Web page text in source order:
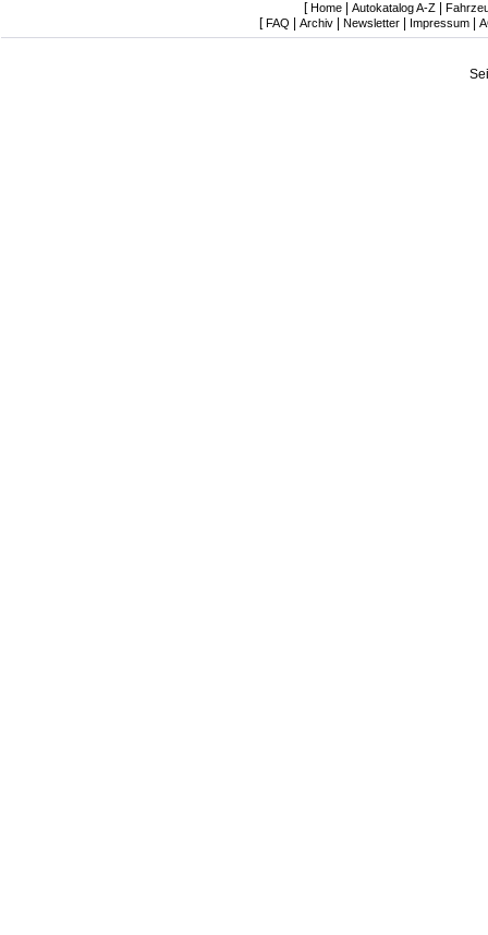
[ Home| Autokatalog A-Z|
[ FAQ Archiv Newsletter Impressum